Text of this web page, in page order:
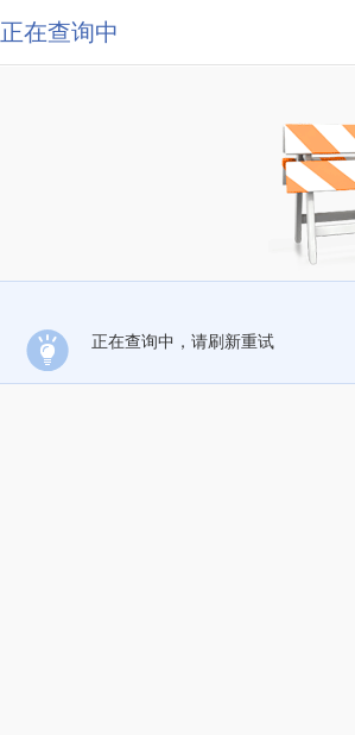
正在查询中
正在查询中，请刷新重试